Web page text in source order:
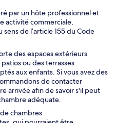
par un hôte professionnel et
activité commerciale,
de l’article 155 du Code
des espaces extérieurs
ou des terrasses
aux enfants. Si vous avez des
de contacter
arrivée afin de savoir s'il peut
adéquate.
chambres